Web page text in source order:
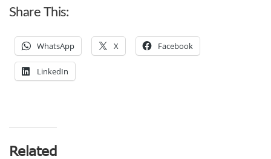
Share This:
WhatsApp X Facebook
LinkedIn
Related